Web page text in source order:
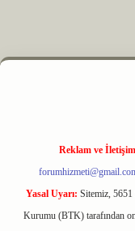
m elexbet
Reklam ve
Yasal Uyarı: Sitemiz,
Kurumu (BTK) tarafından